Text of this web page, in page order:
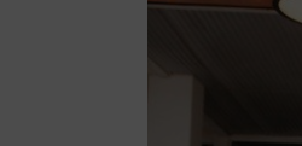
imagen